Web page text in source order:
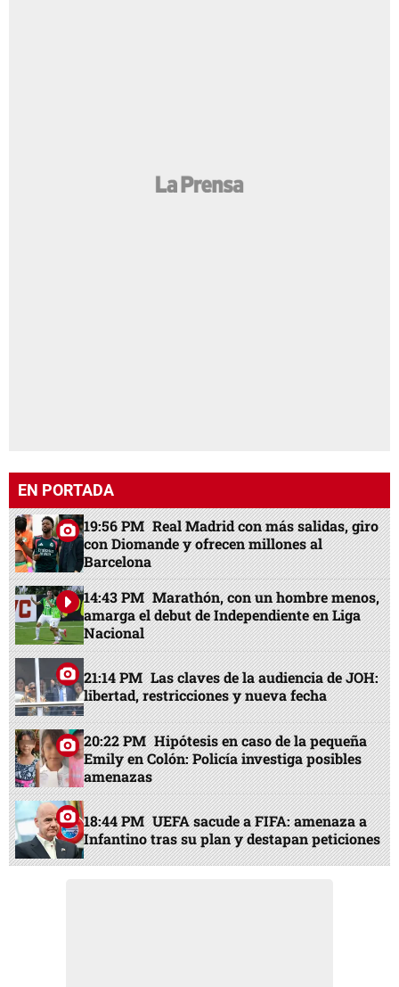
EN PORTADA
19:56 PM Real Madrid con más salidas, giro
con Diomande y ofrecen millones al
Barcelona
14:43 PM Marathón, con un hombre menos,
amarga el debut de Independiente en Liga
Nacional
21:14 PM Las claves de la audiencia de JOH:
libertad, restricciones y nueva fecha
20:22 PM Hipótesis en caso de la pequeña
Emily en Colón: Policía investiga posibles
amenazas
18:44 PM UEFA sacude a FIFA: amenaza a
Infantino tras su plan y destapan peticiones